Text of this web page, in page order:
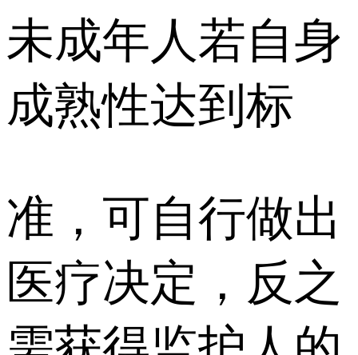
未成年人若自身
成熟性达到标
准，可自行做出
医疗决定，反之